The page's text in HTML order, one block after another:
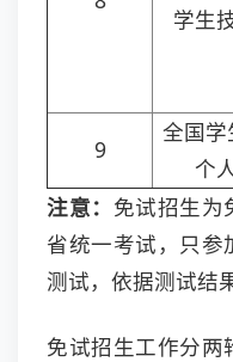
学生
9
全国学
个
注意： 免试招生为
省统一考试，只参
测试，依据测试结
免试招生工作分两